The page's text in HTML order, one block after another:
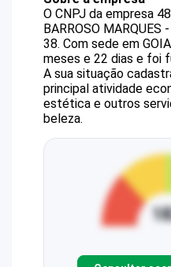
O CNPJ da empresa
BARROSO MARQUES
38. Com sede em
meses e 22 dias e foi
A sua situação
principal atividade
estética e outros
beleza.